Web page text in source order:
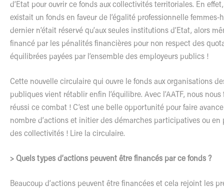
d’Etat pour ouvrir ce fonds aux collectivités territoriales. En
existait un fonds en faveur de l’égalité professionnelle femmes-
dernier n’était réservé qu’aux seules institutions d’Etat, alors
financé par les pénalités financières pour non respect des
équilibrées payées par l’ensemble des employeurs publics !
Cette nouvelle circulaire qui ouvre le fonds aux organisations
publiques vient rétablir enfin l’équilibre. Avec l’AATF, nous nous
réussi ce combat ! C’est une belle opportunité pour faire
nombre d’actions et initier des démarches participatives ou en
des collectivités ! Lire la circulaire.
> Quels types d’actions peuvent être financés par ce fonds ?
Beaucoup d’actions peuvent être financées et cela rejoint les